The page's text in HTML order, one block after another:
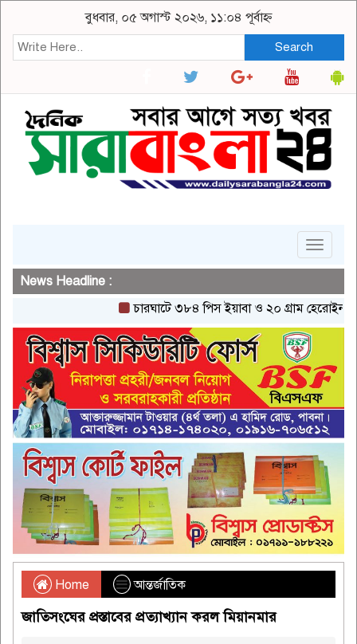
বুধবার, ০৫ অগাস্ট ২০২৬, ১১:০৪ পূর্বাহ্ন
Search
Toggle
News Headline :
চারঘাটে ৩৮৪ পিস ইয়াবা ও ২০ গ্রাম হেরোইনসহ
Home আন্তর্জাতিক
জাতিসংঘের প্রস্তাবের প্রত্যাখ্যান করল মিয়ানমার